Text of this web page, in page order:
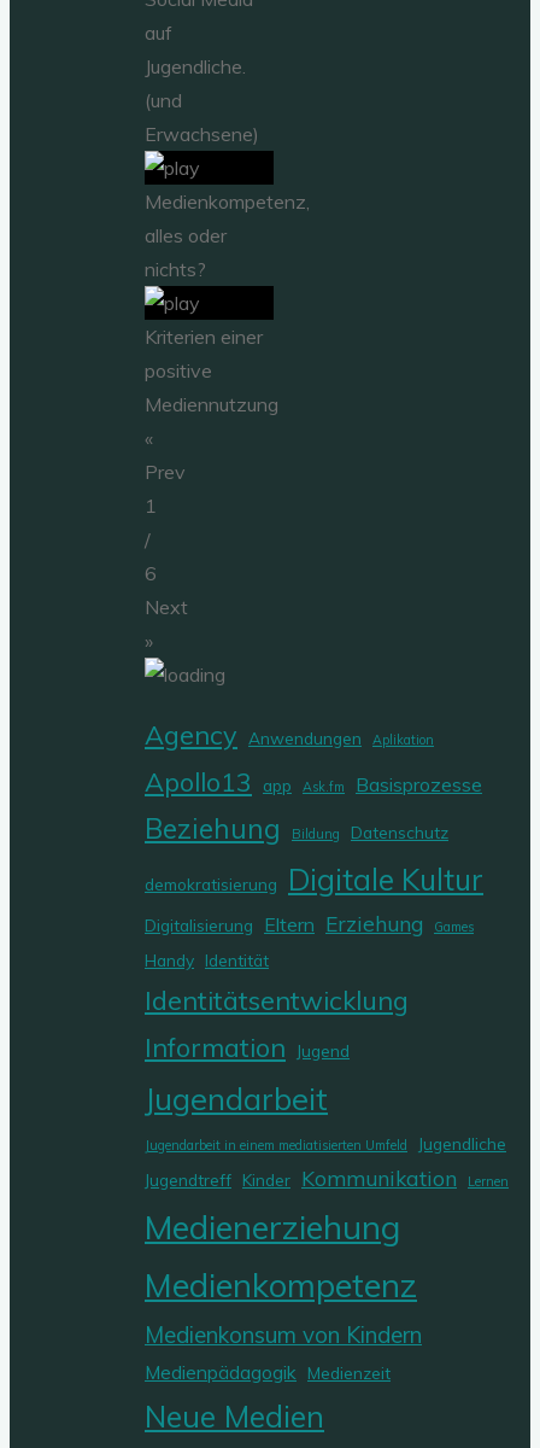
auf
Jugendliche.
(und
Erwachsene)
Medienkompetenz,
alles oder
nichts?
Kriterien einer
positive
Mediennutzung
«
Prev
1
/
6
Next
»
Agency Anwendungen Aplikation
Apollo13 app Ask.fm Basisprozesse
Beziehung Bildung Datenschutz
demokratisierung Digitale Kultur
Digitalisierung Eltern Erziehung Games
Handy Identität
Identitätsentwicklung
Information
Jugend
Jugendarbeit
Jugendarbeit in einem mediatisierten Umfeld
Jugendliche
Jugendtreff Kinder Kommunikation Lernen
Medienerziehung
Medienkompetenz
Medienkonsum von Kindern
Medienpädagogik Medienzeit
Neue Medien